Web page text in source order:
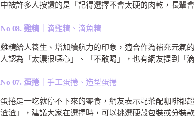
中被許多人按讚的是「記得選擇不會太硬的肉乾，長輩
No 08. 雞精 ｜滴雞精、滴魚精
雞精給人養生、增加續航力的印象，適合作為補充元氣
人認為「太濃很噁心」、「不敢喝」，也有網友提到「
No 07. 蛋捲 ｜手工蛋捲、造型蛋捲
蛋捲是一吃就停不下來的零食，網友表示配茶配咖啡都
渣渣」，建議大家在選擇時，可以挑選硬殼包裝或分裝